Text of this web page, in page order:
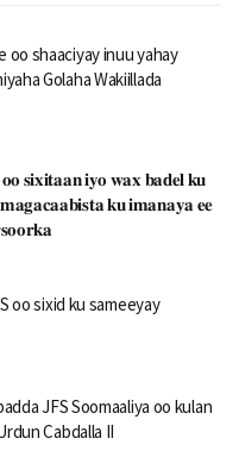
oo shaaciyay inuu yahay
Golaha Wakiillada
𝐬𝐢𝐱𝐢𝐭𝐚𝐚𝐧 𝐢𝐲𝐨 𝐰𝐚𝐱 𝐛𝐚𝐝𝐞𝐥 𝐤𝐮
𝐤𝐮 𝐢𝐦𝐚𝐧𝐚𝐲𝐚 𝐞𝐞
oo sixid ku sameeyay
JFS Soomaaliya oo kulan
Cabdalla II